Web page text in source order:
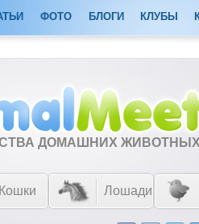
ФОТО БЛОГИ КЛУБЫ
ДОМАШНИХ
Кошки Лошади